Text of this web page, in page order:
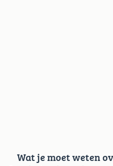
Wat je moet weten